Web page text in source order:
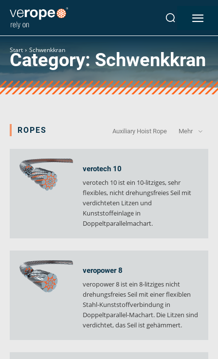
Industrien
Seile
verotop P
verotop XP
verotop
veropro 8
veropro 8 RS
veropower 8
verope Wordwide
Future
Aktuelles
Start Schwenkkran
Category:Schwenkkran
ROPES Auxiliary Hoist Rope Mehr
verotech 10
verotech 10 ist ein 10-litziges, sehr
flexibles, nicht drehungsfreies Seil mit
verdichteten Litzen und
Kunststoffeinlage in
Doppeltparallelmachart.
veropower 8
veropower 8 ist ein 8-litziges nicht
drehungsfreies Seil mit einer flexiblen
Stahl-Kunststoffverbindung in
Doppeltparallel-Machart. Die Litzen sind
verdichtet, das Seil ist gehämmert.